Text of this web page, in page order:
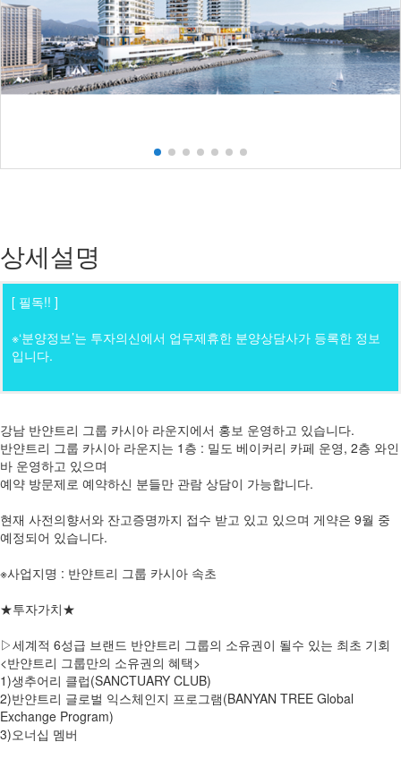
상세설명
[ 필독!! ]
※‘분양정보’는 투자의신에서 업무제휴한 분양상담사가 등록한 정보
입니다.
강남 반얀트리 그룹 카시아 라운지에서 홍보 운영하고 있습니다.
반얀트리 그룹 카시아 라운지는 1층 : 밀도 베이커리 카페 운영, 2층 와인
바 운영하고 있으며
예약 방문제로 예약하신 분들만 관람 상담이 가능합니다.
현재 사전의향서와 잔고증명까지 접수 받고 있고 있으며 게약은 9월 중
예정되어 있습니다.
※사업지명 : 반얀트리 그룹 카시아 속초
★투자가치★
▷세계적 6성급 브랜드 반얀트리 그룹의 소유권이 될수 있는 최초 기회
<반얀트리 그룹만의 소유권의 혜택>
1)생추어리 클럽(SANCTUARY CLUB)
2)반얀트리 글로벌 익스체인지 프로그램(BANYAN TREE Global
Exchange Program)
3)오너십 멤버